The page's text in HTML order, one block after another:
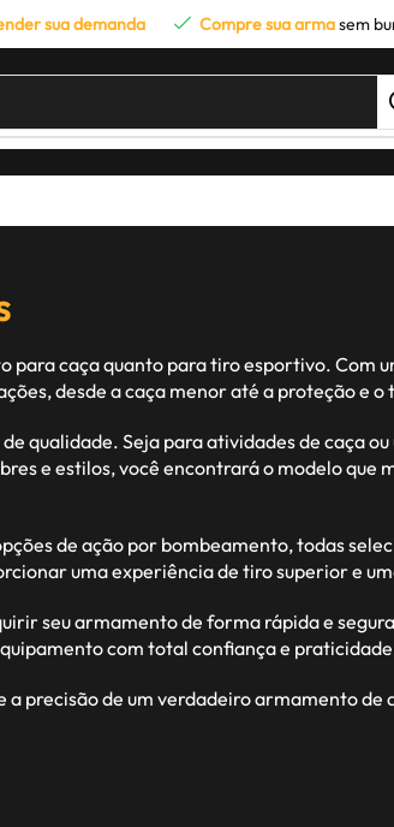
sua demanda Compre sua armasem
caça quanto para tiro esportivo. Com
desde a caça menor até a proteção e o
qualidade. Seja para atividades de caça
e estilos, você encontrará o modelo que
de ação por bombeamento, todas
uma experiência de tiro superior e
seu armamento de forma rápida e
com total confiança e
precisão de um verdadeiro armamento de